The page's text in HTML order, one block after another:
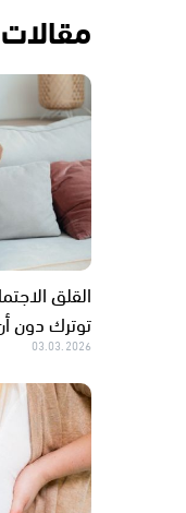
توترك دون
03.03.2026